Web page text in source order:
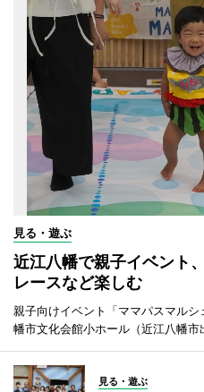
見る・遊ぶ
近江八幡で親子イベン
レースなど楽しむ
親子向けイベント「ママパスマル
幡市文化会館小ホール（近江八幡市
見る・遊ぶ